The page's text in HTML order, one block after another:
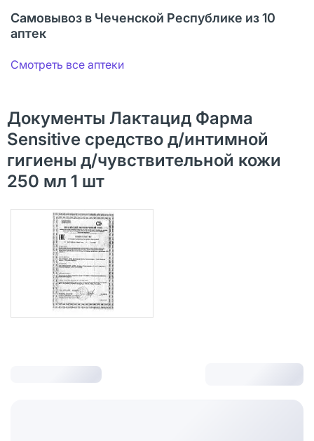
Самовывоз в Чеченской Республике из 10
аптек
Смотреть все аптеки
Документы Лактацид Фарма
Sensitive средство д/интимной
гигиены д/чувствительной кожи
250 мл 1 шт